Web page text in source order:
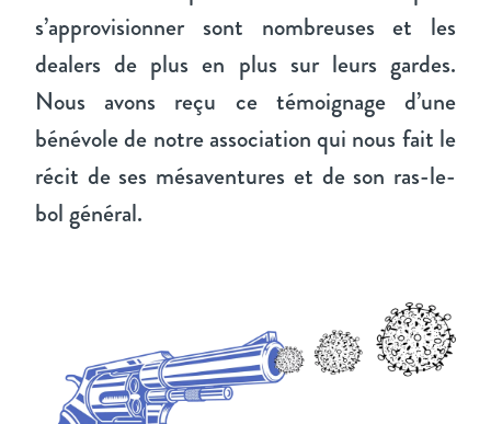
s’approvisionner sont nombreuses et les
dealers de plus en plus sur leurs gardes.
Nous avons reçu ce témoignage d’une
bénévole de notre association qui nous fait le
récit de ses mésaventures et de son ras-le-
bol général.